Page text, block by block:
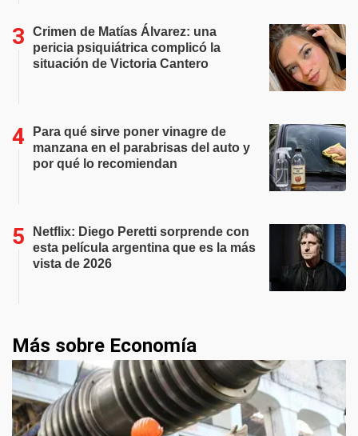
Crimen de Matías Álvarez: una
pericia psiquiátrica complicó la
situación de Victoria Cantero
Para qué sirve poner vinagre de
manzana en el parabrisas del auto y
por qué lo recomiendan
Netflix: Diego Peretti sorprende con
esta película argentina que es la más
vista de 2026
Más sobre Economía